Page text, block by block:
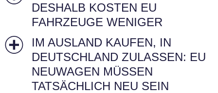
DESHALB KOSTEN EU
FAHRZEUGE WENIGER
IM AUSLAND KAUFEN, IN
DEUTSCHLAND ZULASSEN: EU
NEUWAGEN MÜSSEN
TATSÄCHLICH NEU SEIN